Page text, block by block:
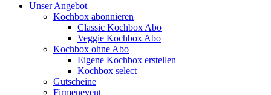
Unser Angebot
Kochbox abonnieren
Classic Kochbox Abo
Veggie Kochbox Abo
Kochbox ohne Abo
Eigene Kochbox erstellen
Kochbox select
Gutscheine
Firmenevent